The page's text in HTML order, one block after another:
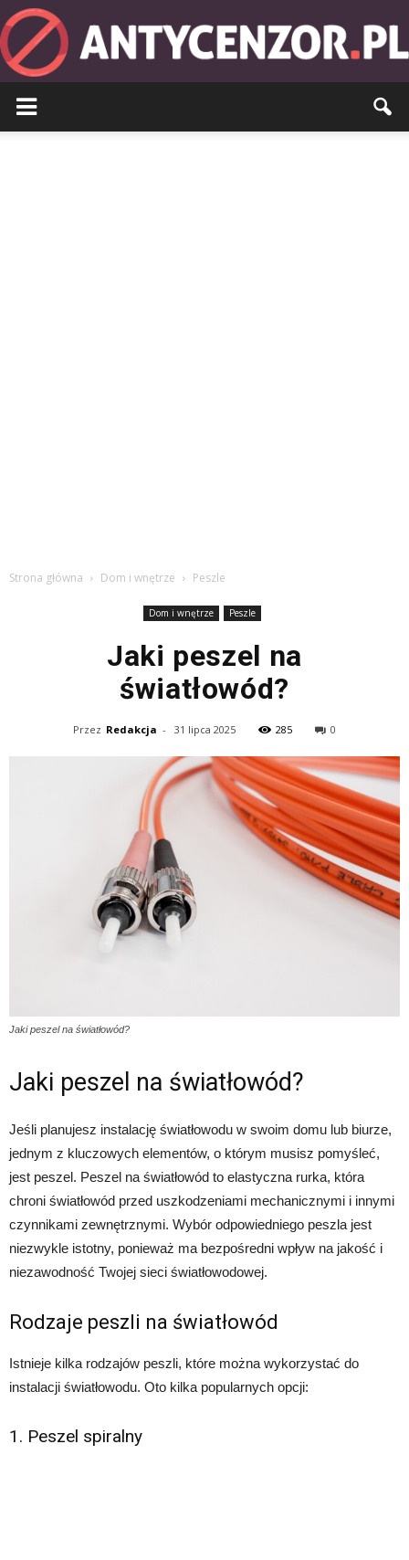
Strona główna Dom i wnętrze Peszle
Dom i wnętrze Peszle
Jaki peszel na
światłowód?
Przez Redakcja - 31 lipca 2025 285 0
Jaki peszel na światłowód?
Jaki peszel na światłowód?
Jeśli planujesz instalację światłowodu w swoim domu lub biurze,
jednym z kluczowych elementów, o którym musisz pomyśleć,
jest peszel. Peszel na światłowód to elastyczna rurka, która
chroni światłowód przed uszkodzeniami mechanicznymi i innymi
czynnikami zewnętrznymi. Wybór odpowiedniego peszla jest
niezwykle istotny, ponieważ ma bezpośredni wpływ na jakość i
niezawodność Twojej sieci światłowodowej.
Rodzaje peszli na światłowód
Istnieje kilka rodzajów peszli, które można wykorzystać do
instalacji światłowodu. Oto kilka popularnych opcji:
1. Peszel spiralny